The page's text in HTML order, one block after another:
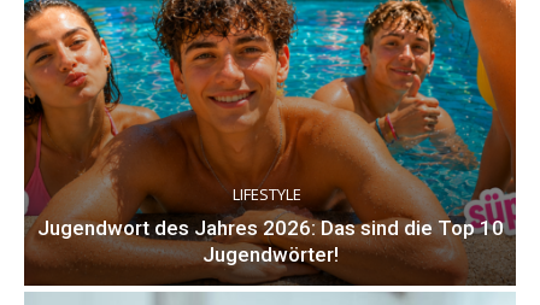
LIFESTYLE
Jugendwort des Jahres 2026: Das sind die Top 10
Jugendwörter!